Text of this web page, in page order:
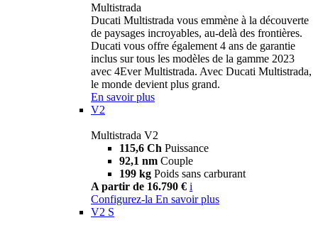
Multistrada
Ducati Multistrada vous emmène à la découverte
de paysages incroyables, au-delà des frontières.
Ducati vous offre également 4 ans de garantie
inclus sur tous les modèles de la gamme 2023
avec 4Ever Multistrada. Avec Ducati Multistrada,
le monde devient plus grand.
En savoir plus
V2
Multistrada V2
115,6 Ch Puissance
92,1 nm Couple
199 kg Poids sans carburant
A partir de 16.790 € i
Configurez-la En savoir plus
V2 S